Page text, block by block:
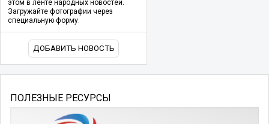
этом в ленте народных новостей.
Загружайте фотографии через
специальную форму.
ДОБАВИТЬ НОВОСТЬ
ПОЛЕЗНЫЕ РЕСУРСЫ